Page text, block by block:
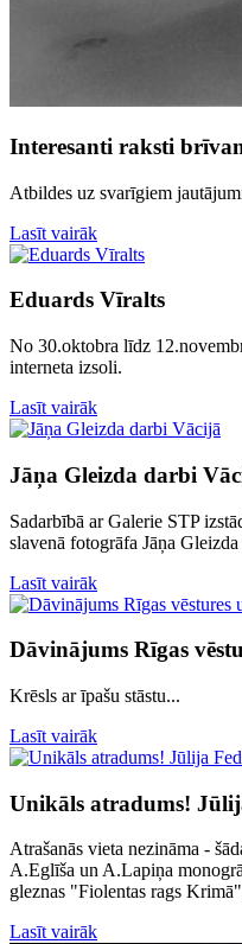
Interesanti raksti
Atbildes uz svarīgiem
Lasīt vairāk
Eduards Vīralts
No 30.oktobra līdz
interneta izsoli.
Lasīt vairāk
Jāņa Gleizda darbi
Sadarbībā ar Galerie STP
slavenā fotogrāfa Jāņa
Lasīt vairāk
Dāvinājums Rīgas
Krēsls ar īpašu stāstu...
Lasīt vairāk
Unikāls atradums!
Atrašanās vieta nezināma -
A.Eglīša un A.Lapiņa
gleznas "Fiolentas rags
Lasīt vairāk